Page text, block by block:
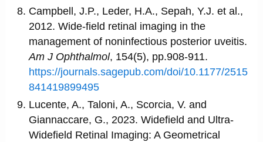
Campbell, J.P., Leder, H.A., Sepah, Y.J. et al.,
2012. Wide-field retinal imaging in the
management of noninfectious posterior uveitis.
Am J Ophthalmol, 154(5), pp.908-911.
https://journals.sagepub.com/doi/10.1177/2515
841419899495
Lucente, A., Taloni, A., Scorcia, V. and
Giannaccare, G., 2023. Widefield and Ultra-
Widefield Retinal Imaging: A Geometrical